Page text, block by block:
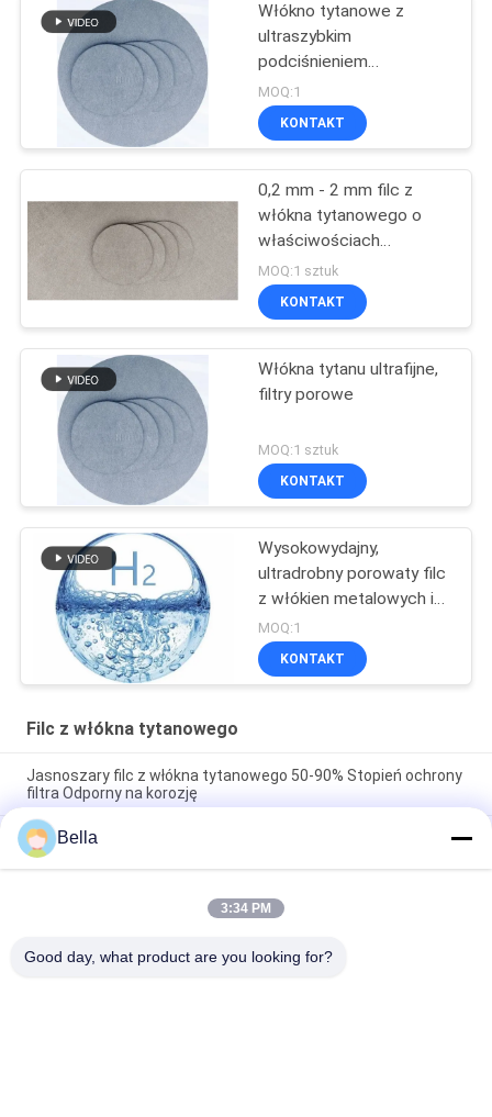
Włókno tytanowe z
ultraszybkim
podciśnieniem
próżniowym
MOQ:1
KONTAKT
0,2 mm - 2 mm filc z
włókna tytanowego o
właściwościach
dynamicznych płynów
MOQ:1 sztuk
KONTAKT
Włókna tytanu ultrafijne,
filtry porowe
MOQ:1 sztuk
KONTAKT
Wysokowydajny,
ultradrobny porowaty filc
z włókien metalowych i
filc z włókien tytanowych
MOQ:1
KONTAKT
Filc z włókna tytanowego
Jasnoszary filc z włókna tytanowego 50-90% Stopień ochrony
filtra Odporny na korozję
Włókna tytanu ultrafijne, filtry porowe, materiały PTL/GDL w
energii wodorowej, elektroliza czystej wody PEM-WE
Wniosek producenta o wydobycie metalu z włókien
metalowych ultrafińszych porowatych o wysokiej wydajności
Bella
3:34 PM
Good day, what product are you looking for?